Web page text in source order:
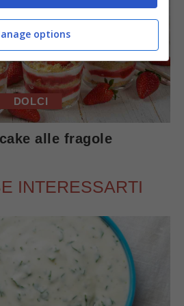
DOLCI
alle fragole
INTERESSARTI
options